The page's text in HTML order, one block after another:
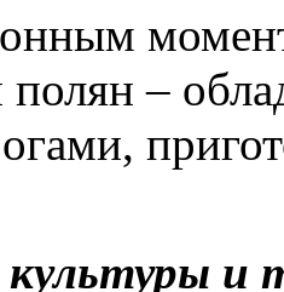
полян –
культуры